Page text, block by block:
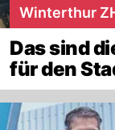
Winterthur
Das sind
für den